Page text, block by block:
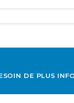
DE PLUS